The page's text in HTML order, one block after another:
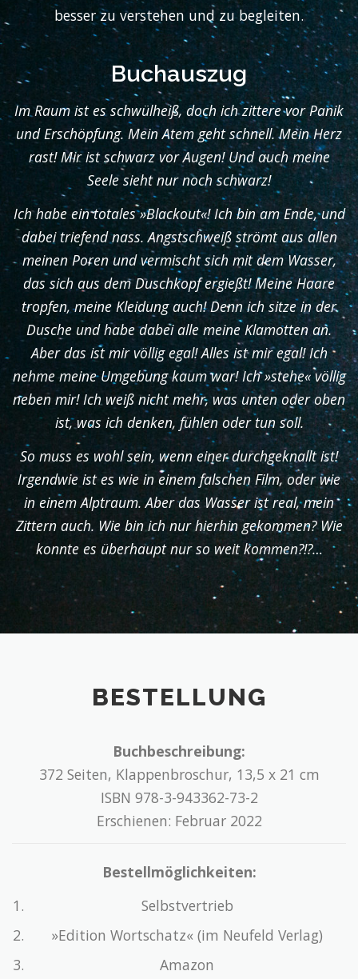
besser zu verstehen und zu begleiten.
Buchauszug
Im Raum ist es schwülheiß, doch ich zittere vor Panik
und Erschöpfung. Mein Atem geht schnell. Mein Herz
rast! Mir ist schwarz vor Augen! Und auch meine
Seele sieht nur noch schwarz!
Ich habe ein totales »Blackout«! Ich bin am Ende, und
dabei triefend nass. Angstschweiß strömt aus allen
meinen Poren und vermischt sich mit dem Wasser,
das sich aus dem Duschkopf ergießt! Meine Haare
tropfen, meine Kleidung auch! Denn ich sitze in der
Dusche und habe dabei alle meine Klamotten an.
Aber das ist mir völlig egal! Alles ist mir egal! Ich
nehme meine Umgebung kaum war! Ich »stehe« völlig
neben mir! Ich weiß nicht mehr, was unten oder oben
ist, was ich denken, fühlen oder tun soll.
So muss es wohl sein, wenn einer durchgeknallt ist!
Irgendwie ist es wie in einem falschen Film, oder wie
in einem Alptraum. Aber das Wasser ist real, mein
Zittern auch. Wie bin ich nur hierhin gekommen? Wie
konnte es überhaupt nur so weit kommen?!?…
BESTELLUNG
Buchbeschreibung:
372 Seiten, Klappenbroschur, 13,5 x 21 cm
ISBN 978-3-943362-73-2
Erschienen: Februar 2022
Bestellmöglichkeiten:
Selbstvertrieb
»Edition Wortschatz« (im Neufeld Verlag)
Amazon